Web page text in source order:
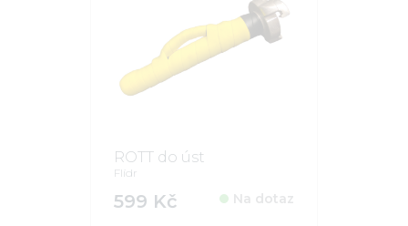
ROTT do úst
Flídr
599 Kč Na dotaz